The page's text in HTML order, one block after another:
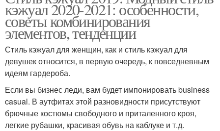
кэжуал 2020-2021: особенности,
советы комбинирования
элементов, тенденции
Стиль кэжуал для женщин, как и стиль кэжуал для
девушек относится, в первую очередь, к повседневным
идеям гардероба.
Если вы бизнес леди, вам будет импонировать business
casual. В аутфитах этой разновидности присутствуют
брючные костюмы свободного и приталенного кроя,
легкие рубашки, красивая обувь на каблуке и т.д.